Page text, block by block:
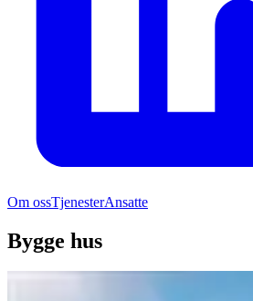
Om ossTjenesterAnsatte
Bygge hus